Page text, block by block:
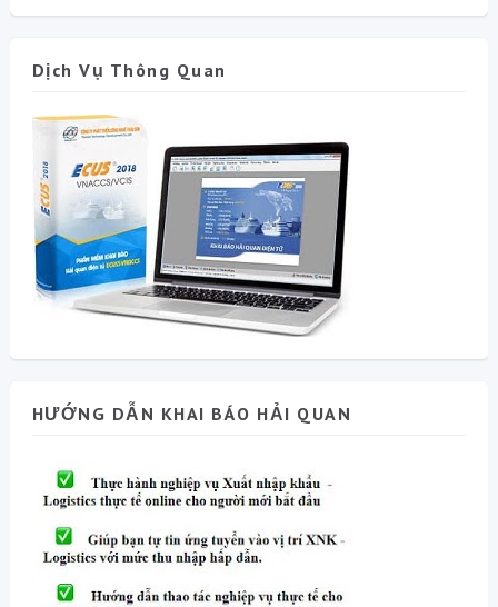
Dịch Vụ Thông Quan
HƯỚNG DẪN KHAI BÁO HẢI QUAN